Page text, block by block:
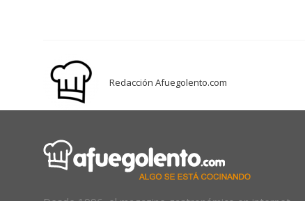
Redacción Afuegolento.com